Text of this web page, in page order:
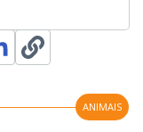
ANIMAIS